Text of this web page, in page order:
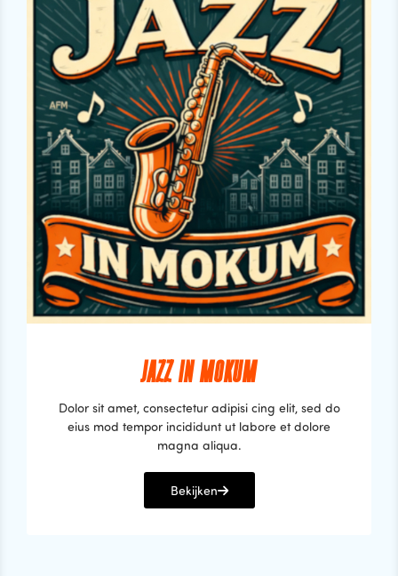
JAZZ IN MOKUM
Dolor sit amet, consectetur adipisi cing elit, sed do
eius mod tempor incididunt ut labore et dolore
magna aliqua.
Bekijken